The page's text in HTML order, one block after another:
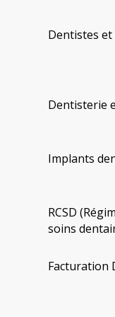
Dentistes
Dentisterie
Implants
RCSD
soins
Facturation